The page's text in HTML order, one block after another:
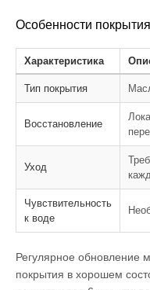
Особенности покрытия
Характеристика
Тип покрытия
Восстановление
Уход
Чувствительность
к воде
Регулярное обновление
покрытия в хорошем